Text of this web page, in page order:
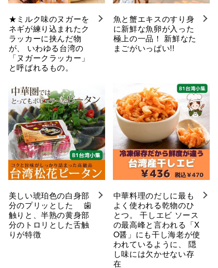
★ミルク味のヌガーを
ネギが練り込まれたク
ラッカーに挟んだ物
が、 いわゆる台湾の
「ヌガークラッカー」
と呼ばれるもの。
魚と蟹エキスのすり身
に新鮮な魚卵が入った
極上の一品！ 新鮮なた
まごがいっぱい!!
美しい琥珀色の白身部
分のプリッとした 歯
触りと、半熟の黄身部
分のトロリとした舌触
りが特徴
中華料理のだしに最も
よく使われる乾物のひ
とつ。 干しエビ ソース
の最高峰と言われる「X
O醤」にも干し海老が使
われているように、 隠
し味には欠かせない存
在